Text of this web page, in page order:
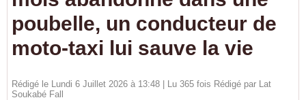
poubelle, un conducteur de
moto-taxi lui sauve la vie
Rédigé le Lundi 6 Juillet 2026 à 13:48 | Lu 365 fois Rédigé par Lat
Soukabé Fall